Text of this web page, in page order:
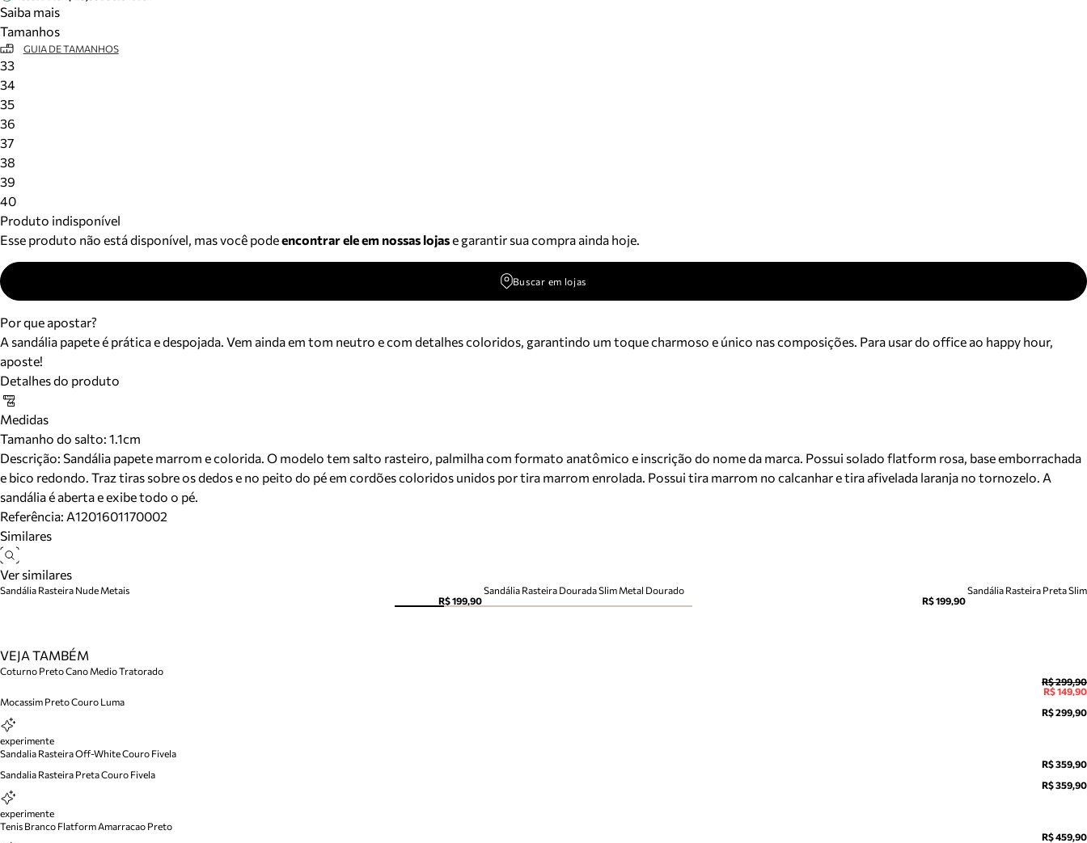
Saiba mais
Tamanhos
GUIA DE TAMANHOS
33
34
35
36
37
38
39
40
Produto indisponível
Esse produto não está disponível, mas você podeencontrar ele em nossas lojase garantir sua compra ainda hoje.
Buscar em lojas
Por que apostar?
A sandália papete é prática e despojada. Vem ainda em tom neutro e com detalhes coloridos, garantindo um toque charmoso e único nas composições. Para usar do office ao happy hour,
aposte!
Detalhes do produto
Medidas
Tamanho do salto: 1.1cm
Descrição: Sandália papete marrom e colorida. O modelo tem salto rasteiro, palmilha com formato anatômico e inscrição do nome da marca. Possui solado flatform rosa, base emborrachada
e bico redondo. Traz tiras sobre os dedos e no peito do pé em cordões coloridos unidos por tira marrom enrolada. Possui tira marrom no calcanhar e tira afivelada laranja no tornozelo. A
sandália é aberta e exibe todo o pé.
Referência: A1201601170002
Similares
Ver similares
Sandália Rasteira Nude Metais
R$ 199,90
Sandália Rasteira Dourada Slim Metal Dourado
R$ 199,90
Sandália Rasteira Preta
VEJA TAMBÉM
Coturno Preto Cano Medio Tratorado
R$ 299,90
R$ 149,90
Mocassim Preto Couro Luma
R$ 299,90
experimente
Sandalia Rasteira Off-White Couro Fivela
R$ 359,90
Sandalia Rasteira Preta Couro Fivela
R$ 359,90
experimente
Tenis Branco Flatform Amarracao Preto
R$ 459,90